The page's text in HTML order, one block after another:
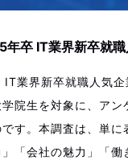
年卒 IT業界新卒就
IT業界新卒就職人気
院生を対象に、ア
す。本調査は、単
「会社の魅力」「